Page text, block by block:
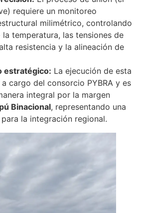
requiere un monitoreo
milimétrico, controlando
temperatura, las tensiones de
resistencia y la alineación de
estratégico: La ejecución de esta
cargo del consorcio PYBRA y es
integral por la margen
Binacional, representando una
la integración regional.